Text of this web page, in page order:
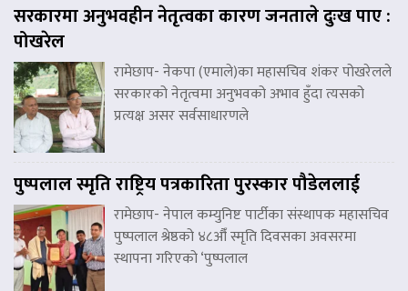
सरकारमा अनुभवहीन नेतृत्वका कारण जनताले दुःख पाए :
पोखरेल
रामेछाप- नेकपा (एमाले)का महासचिव शंकर पोखरेलले
सरकारको नेतृत्वमा अनुभवको अभाव हुँदा त्यसको
प्रत्यक्ष असर सर्वसाधारणले
पुष्पलाल स्मृति राष्ट्रिय पत्रकारिता पुरस्कार पौडेललाई
रामेछाप- नेपाल कम्युनिष्ट पार्टीका संस्थापक महासचिव
पुष्पलाल श्रेष्ठको ४८औँ स्मृति दिवसका अवसरमा
स्थापना गरिएको ‘पुष्पलाल